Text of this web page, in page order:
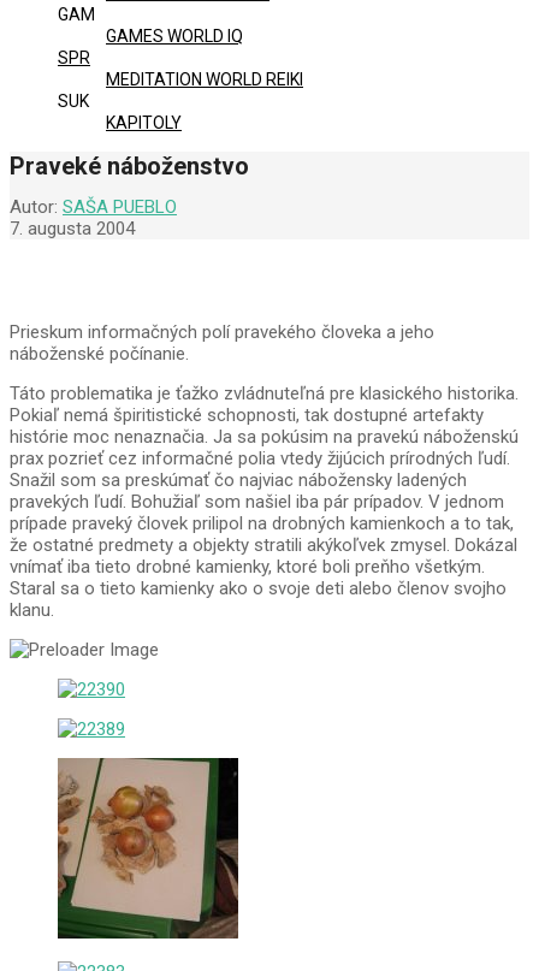
GAM
GAMES WORLD IQ
SPR
MEDITATION WORLD REIKI
SUK
KAPITOLY
Praveké náboženstvo
Autor: SAŠA PUEBLO
7. augusta 2004
Prieskum informačných polí pravekého človeka a jeho
náboženské počínanie.
Táto problematika je ťažko zvládnuteľná pre klasického historika.
Pokiaľ nemá špiritistické schopnosti, tak dostupné artefakty
histórie moc nenaznačia. Ja sa pokúsim na pravekú náboženskú
prax pozrieť cez informačné polia vtedy žijúcich prírodných ľudí.
Snažil som sa preskúmať čo najviac nábožensky ladených
pravekých ľudí. Bohužiaľ som našiel iba pár prípadov. V jednom
prípade praveký človek prilipol na drobných kamienkoch a to tak,
že ostatné predmety a objekty stratili akýkoľvek zmysel. Dokázal
vnímať iba tieto drobné kamienky, ktoré boli preňho všetkým.
Staral sa o tieto kamienky ako o svoje deti alebo členov svojho
klanu.